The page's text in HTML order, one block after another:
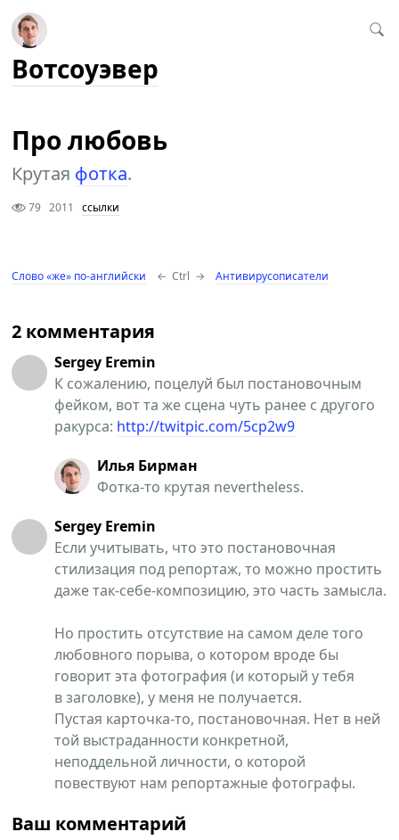
Вотсоуэвер
Про любовь
Крутая фотка.
79 2011 ссылки
Слово «же» по-английски ← Ctrl → Антивирусописатели
2 комментария
Sergey Eremin
К сожалению, поцелуй был постановочным
фейком, вот та же сцена чуть ранее с другого
ракурса: http://twitpic.com/5cp2w9
Илья Бирман
Фотка-то крутая nevertheless.
Sergey Eremin
Если учитывать, что это постановочная
стилизация под репортаж, то можно простить
даже так-себе-композицию, это часть замысла.
Но простить отсутствие на самом деле того
любовного порыва, о котором вроде бы
говорит эта фотография (и который у тебя
в заголовке), у меня не получается.
Пустая карточка-то, постановочная. Нет в ней
той выстраданности конкретной,
неподдельной личности, о которой
повествуют нам репортажные фотографы.
Ваш комментарий